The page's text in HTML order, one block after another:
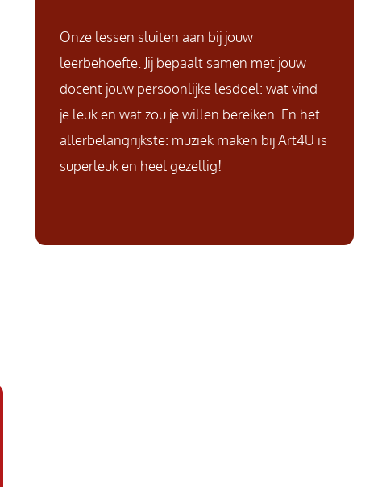
Onze lessen sluiten aan bij jouw
leerbehoefte. Jij bepaalt samen met jouw
docent jouw persoonlijke lesdoel: wat vind
je leuk en wat zou je willen bereiken. En het
allerbelangrijkste: muziek maken bij Art4U is
superleuk en heel gezellig!